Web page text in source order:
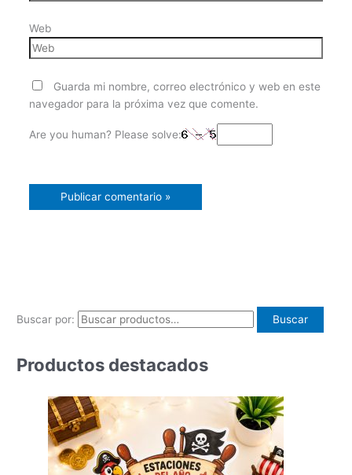
Web
Guarda mi nombre, correo electrónico y web en este
navegador para la próxima vez que comente.
Are you human? Please solve:
Buscar por: Buscar
Productos destacados